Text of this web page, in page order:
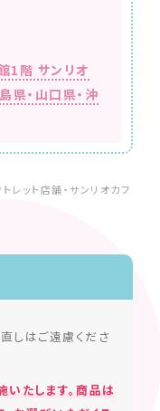
1階 サンリオ
県・山口県・沖
レット店舗・サンリオカフ
しはご遠慮くださ
たします。商品は